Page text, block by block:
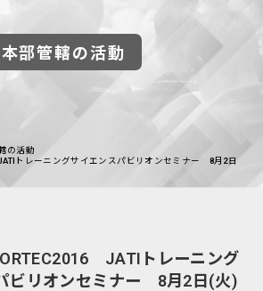
本部管轄の活動
の活動
トレーニングサイエンスパビリオンセミナー 8月2日
JATIトレーニング
ビリオンセミナー 8月2日(火)